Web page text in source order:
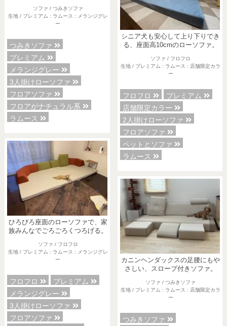
ソファ / つみきソファ
生地 / プレミアム : ラムース : メランジグレ
ー
つみきソファ
プレミアム
メランジグレー
3人掛けローソファ
フロアソファ
フロアがナチュラル系
ラムース
ひろびろ座面のローソファで、家
族みんなでごろごろくつろげる。
ソファ / フロフロ
生地 / プレミアム : ラムース : メランジグレ
ー
フロフロ
プレミアム
メランジグレー
3人掛けローソファ
フロアソファ
シニア犬も安心して上り下りでき
る、座面高10cmのローソファ。
ソファ / フロフロ
生地 / プレミアム : ラムース : 店舗限定カラ
ー
フロフロ
プレミアム
店舗限定カラー
2人掛けローソファ
フロアソファ
ペットとソファ
ラムース
カニンヘンダックスの足腰にもや
さしい、スロープ付きソファ。
ソファ / つみきソファ
生地 / プレミアム : ラムース : 店舗限定カラ
ー
つみきソファ